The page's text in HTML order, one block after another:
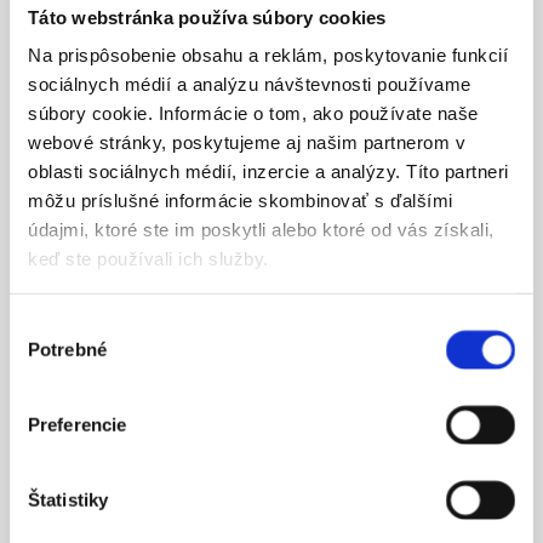
Táto webstránka používa súbory cookies
Na prispôsobenie obsahu a reklám, poskytovanie funkcií
sociálnych médií a analýzu návštevnosti používame
súbory cookie. Informácie o tom, ako používate naše
webové stránky, poskytujeme aj našim partnerom v
oblasti sociálnych médií, inzercie a analýzy. Títo partneri
môžu príslušné informácie skombinovať s ďalšími
údajmi, ktoré ste im poskytli alebo ktoré od vás získali,
keď ste používali ich služby.
súhlasu
Potrebné
Preferencie
Štatistiky
EASY autoškola.
Hľadáme inštruktora do
Považskej Bystrice
19. apríla 2023
Hľadáme inštruktora autoškoly pre sk. B na otvárajúcu
sa pobočku EASY autoškoly v Považskej Bystrici. Je
potrebné mať oprávnenie, ktoré sa získava úspešným
absolvovaním inštruktorského kurzu. Ak už máš
inštruktorské oprávnenie, neváhaj ma kontaktovať na
0915 073 651 alebo kubikova@easyautoskola.sk.
Zobraziť príspevok
31. mája 2021
a vyplniť nasledovné tlačivá: Prihláška do autoškoly
Žiadosť o udelenie vodičského oprávnenia – vytlačené
vodičského oprávnenia nevypĺňate celé tlačivo! Nižšie
si pozrite sprievodcu, ktoré časti je potrebné vyplniť,